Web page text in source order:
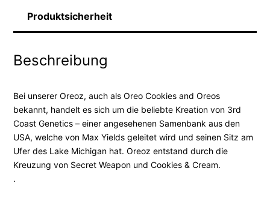
Produktsicherheit
Beschreibung
Bei unserer Oreoz, auch als Oreo Cookies and Oreos
bekannt, handelt es sich um die beliebte Kreation von 3rd
Coast Genetics – einer angesehenen Samenbank aus den
USA, welche von Max Yields geleitet wird und seinen Sitz am
Ufer des Lake Michigan hat. Oreoz entstand durch die
Kreuzung von Secret Weapon und Cookies & Cream.
.